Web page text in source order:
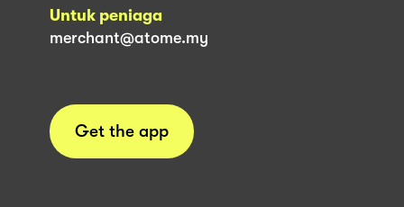
Untuk peniaga
merchant@atome.my
Get the app